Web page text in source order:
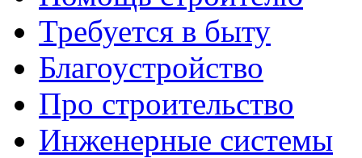
Требуется в быту
Благоустройство
Про строительство
Инженерные системы